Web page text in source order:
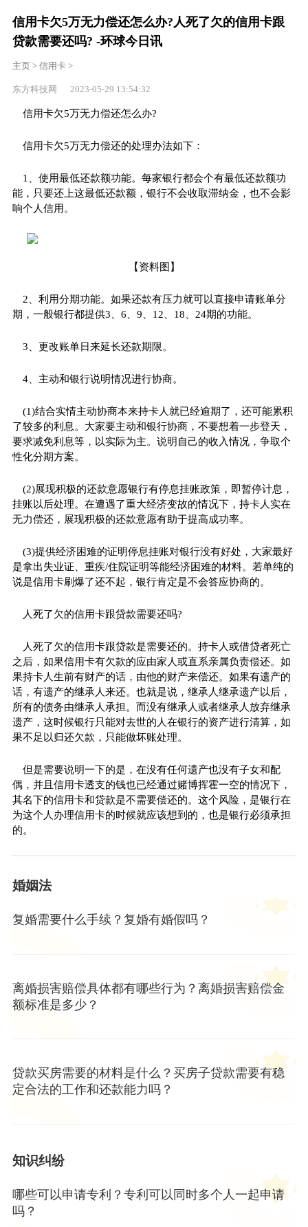
信用卡欠5万无力偿还怎么办?人死了欠的信用卡跟
贷款需要还吗? -环球今日讯
主页> 信用卡>
东方科技网 2023-05-29 13:54:32
信用卡欠5万无力偿还怎么办?
信用卡欠5万无力偿还的处理办法如下：
1、使用最低还款额功能。每家银行都会个有最低还款额功
能，只要还上这最低还款额，银行不会收取滞纳金，也不会影
响个人信用。
【资料图】
2、利用分期功能。如果还款有压力就可以直接申请账单分
期，一般银行都提供3、6、9、12、18、24期的功能。
3、更改账单日来延长还款期限。
4、主动和银行说明情况进行协商。
(1)结合实情主动协商本来持卡人就已经逾期了，还可能累积
了较多的利息。大家要主动和银行协商，不要想着一步登天，
要求减免利息等，以实际为主。说明自己的收入情况，争取个
性化分期方案。
(2)展现积极的还款意愿银行有停息挂账政策，即暂停计息，
挂账以后处理。在遭遇了重大经济变故的情况下，持卡人实在
无力偿还，展现积极的还款意愿有助于提高成功率。
(3)提供经济困难的证明停息挂账对银行没有好处，大家最好
是拿出失业证、重疾/住院证明等能经济困难的材料。若单纯的
说是信用卡刷爆了还不起，银行肯定是不会答应协商的。
人死了欠的信用卡跟贷款需要还吗?
人死了欠的信用卡跟贷款是需要还的。持卡人或借贷者死亡
之后，如果信用卡有欠款的应由家人或直系亲属负责偿还。如
果持卡人生前有财产的话，由他的财产来偿还。如果有遗产的
话，有遗产的继承人来还。也就是说，继承人继承遗产以后，
所有的债务由继承人承担。而没有继承人或者继承人放弃继承
遗产，这时候银行只能对去世的人在银行的资产进行清算，如
果不足以归还欠款，只能做坏账处理。
但是需要说明一下的是，在没有任何遗产也没有子女和配
偶，并且信用卡透支的钱也已经通过赌博挥霍一空的情况下，
其名下的信用卡和贷款是不需要偿还的。这个风险，是银行在
为这个人办理信用卡的时候就应该想到的，也是银行必须承担
的。
婚姻法
复婚需要什么手续？复婚有婚假吗？
离婚损害赔偿具体都有哪些行为？离婚损害赔偿金
额标准是多少？
贷款买房需要的材料是什么？买房子贷款需要有稳
定合法的工作和还款能力吗？
知识纠纷
哪些可以申请专利？专利可以同时多个人一起申请
吗？